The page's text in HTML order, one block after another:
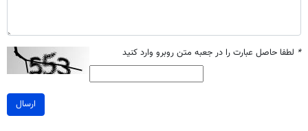
* لطفا حاصل عبارت را در جعبه متن روبرو وارد کنید
ارسال